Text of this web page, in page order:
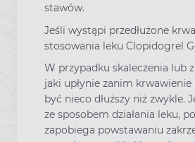
stawów.
Jeśli wystąpi przedłużone
stosowania leku Clopidogrel
W przypadku skaleczenia lub
jaki upłynie zanim
być nieco dłuższy niż zwykle.
ze sposobem działania leku,
zapobiega powstawaniu